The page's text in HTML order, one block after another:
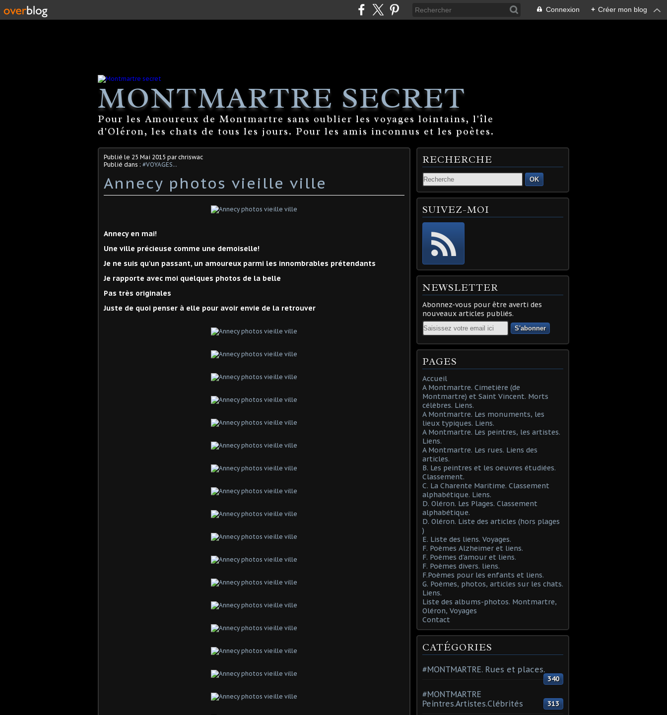
Connexion + Créer mon blog
MONTMARTRE SECRET
Pour les Amoureux de Montmartre sans oublier les voyages lointains, l'île
d'Oléron, les chats de tous les jours. Pour les amis inconnus et les poètes.
Publié le 25 Mai 2015 par chriswac
Publié dans : #VOYAGES...
Annecy photos vieille ville
Annecy en mai!
Une ville précieuse comme une demoiselle!
Je ne suis qu'un passant, un amoureux parmi les innombrables prétendants
Je rapporte avec moi quelques photos de la belle
Pas très originales
Juste de quoi penser à elle pour avoir envie de la retrouver
RECHERCHE
OK
SUIVEZ-MOI
NEWSLETTER
Abonnez-vous pour être averti des
nouveaux articles publiés.
Email
PAGES
Accueil
A Montmartre. Cimetière (de
Montmartre) et Saint Vincent. Morts
célèbres. Liens.
A Montmartre. Les monuments, les
lieux typiques. Liens.
A Montmartre. Les peintres, les artistes.
Liens.
A Montmartre. Les rues. Liens des
articles.
B. Les peintres et les oeuvres étudiées.
Classement.
C. La Charente Maritime. Classement
alphabétique. Liens.
D. Oléron. Les Plages. Classement
alphabétique.
D. Oléron. Liste des articles (hors plages
)
E. Liste des liens. Voyages.
F. Poèmes Alzheimer et liens.
F. Poèmes d'amour et liens.
F. Poèmes divers. liens.
F.Poèmes pour les enfants et liens.
G. Poèmes, photos, articles sur les chats.
Liens.
Liste des albums-photos. Montmartre,
Oléron, Voyages
Contact
CATÉGORIES
#MONTMARTRE. Rues et places.
340
#MONTMARTRE
Peintres.Artistes.Clébrités
313